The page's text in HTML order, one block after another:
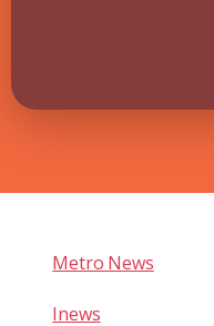
Metro News
Inews